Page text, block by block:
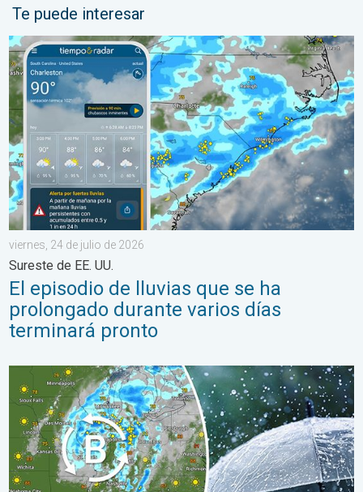
Te puede interesar
El episodio de lluvias que se ha prolongado durante varios
viernes, 24 de julio de 2026
Sureste de EE. UU.
El episodio de lluvias que se ha
prolongado durante varios días
terminará pronto
Una baja presión traerá un fin de semana lluvioso. El Este